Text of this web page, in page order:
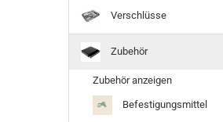
Verschlüsse
Zubehör
Zubehör anzeigen
Befestigungsmittel